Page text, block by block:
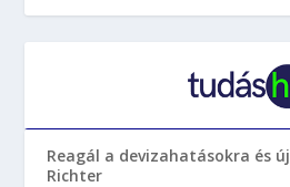
Reagál a devizahatásokra és
Richter